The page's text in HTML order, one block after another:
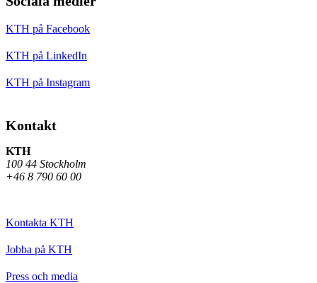
KTH på Facebook
KTH på LinkedIn
KTH på Instagram
Kontakt
KTH
100 44 Stockholm
+46 8 790 60 00
Kontakta KTH
Jobba på KTH
Press och media